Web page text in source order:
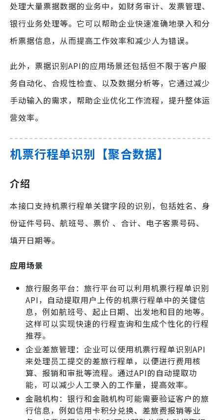
处理大量票据数据的业务中，如财务审计、发票管理、
银行业务处理等。它可以帮助企业快速准确地录入和分
析票据信息，从而提高工作效率和减少人为错误。
此外，票据识别API的应用场景还包括但不限于客户服
务自动化、合规性检查、以及数据分析等，它通过减少
手动输入的需求，帮助企业优化工作流程，提升整体运
营效率。
机票行程单识别【聚合数据】
介绍
本接口支持机票行程单关键字段的识别，包括姓名、身
份证件号码、航班号、票价 、合计、电子客票号码、
填开日期等。
应用场景
旅行服务平台：旅行平台可以利用机票行程单识别
API，自动提取用户上传的机票行程单中的关键信
息，例如航班号、起止日期、出发地和目的地等。
这样可以实现快速的行程查询和生成个性化的行程
推荐。
企业差旅管理：企业可以使用机票行程单识别API
来处理员工提交的差旅行程单，以便进行费用核
算、报销和审批等流程。通过API的自动提取功
能，可以减少人工录入的工作量，提高效率。
金融机构：银行和金融机构可能需要验证客户的旅
行信息，例如信用卡积分兑换、差旅费报销等业